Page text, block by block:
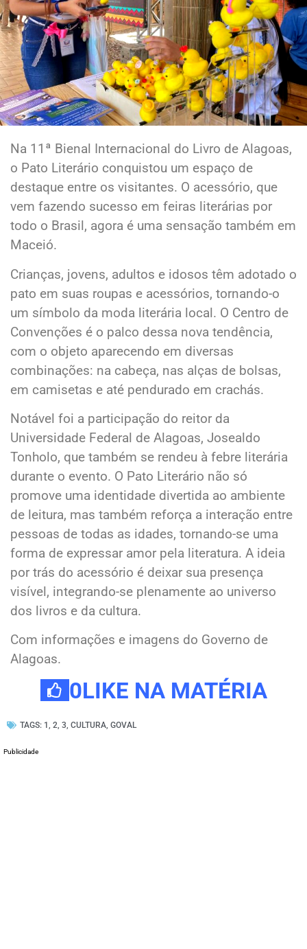
Na 11ª Bienal Internacional do Livro de Alagoas,
o Pato Literário conquistou um espaço de
destaque entre os visitantes. O acessório, que
vem fazendo sucesso em feiras literárias por
todo o Brasil, agora é uma sensação também em
Maceió.
Crianças, jovens, adultos e idosos têm adotado o
pato em suas roupas e acessórios, tornando-o
um símbolo da moda literária local. O Centro de
Convenções é o palco dessa nova tendência,
com o objeto aparecendo em diversas
combinações: na cabeça, nas alças de bolsas,
em camisetas e até pendurado em crachás.
Notável foi a participação do reitor da
Universidade Federal de Alagoas, Josealdo
Tonholo, que também se rendeu à febre literária
durante o evento. O Pato Literário não só
promove uma identidade divertida ao ambiente
de leitura, mas também reforça a interação entre
pessoas de todas as idades, tornando-se uma
forma de expressar amor pela literatura. A ideia
por trás do acessório é deixar sua presença
visível, integrando-se plenamente ao universo
dos livros e da cultura.
Com informações e imagens do Governo de
Alagoas.
0LIKE NA MATÉRIA
TAGS: 1, 2, 3, CULTURA, GOVAL
Publicidade